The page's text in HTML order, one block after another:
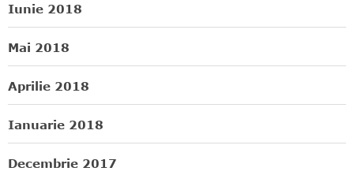
Iunie 2018
Mai 2018
Aprilie 2018
Ianuarie 2018
Decembrie 2017